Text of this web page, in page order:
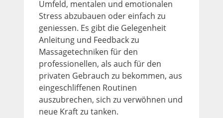
Umfeld, mentalen und emotionalen
Stress abzubauen oder einfach zu
geniessen. Es gibt die Gelegenheit
Anleitung und Feedback zu
Massagetechniken für den
professionellen, als auch für den
privaten Gebrauch zu bekommen, aus
eingeschliffenen Routinen
auszubrechen, sich zu verwöhnen und
neue Kraft zu tanken.